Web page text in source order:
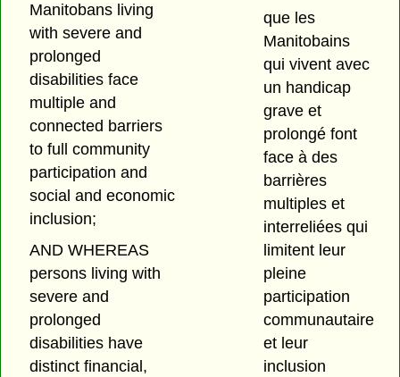
Manitobans living
with severe and
prolonged
disabilities face
multiple and
connected barriers
to full community
participation and
social and economic
inclusion;
AND WHEREAS
persons living with
severe and
prolonged
disabilities have
distinct financial,
que les
Manitobains
qui vivent avec
un handicap
grave et
prolongé font
face à des
barrières
multiples et
interreliées qui
limitent leur
pleine
participation
communautaire
et leur
inclusion